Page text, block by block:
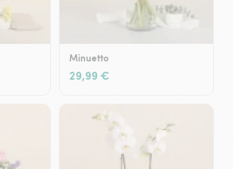
Minuetto
29,99 €